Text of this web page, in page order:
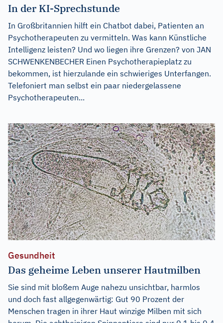
In der KI-Sprechstunde
In Großbritannien hilft ein Chatbot dabei, Patienten an
Psychotherapeuten zu vermitteln. Was kann Künstliche
Intelligenz leisten? Und wo liegen ihre Grenzen? von JAN
SCHWENKENBECHER Einen Psychotherapieplatz zu
bekommen, ist hierzulande ein schwieriges Unterfangen.
Telefoniert man selbst ein paar niedergelassene
Psychotherapeuten...
Gesundheit
Das geheime Leben unserer Hautmilben
Sie sind mit bloßem Auge nahezu unsichtbar, harmlos
und doch fast allgegenwärtig: Gut 90 Prozent der
Menschen tragen in ihrer Haut winzige Milben mit sich